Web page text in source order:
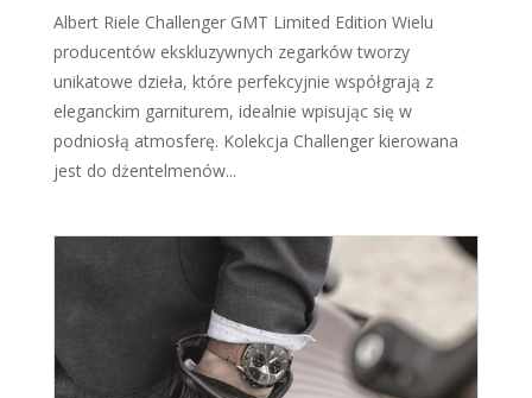
Albert Riele Challenger GMT Limited Edition Wielu
producentów ekskluzywnych zegarków tworzy
unikatowe dzieła, które perfekcyjnie współgrają z
eleganckim garniturem, idealnie wpisując się w
podniosłą atmosferę. Kolekcja Challenger kierowana
jest do dżentelmenów...